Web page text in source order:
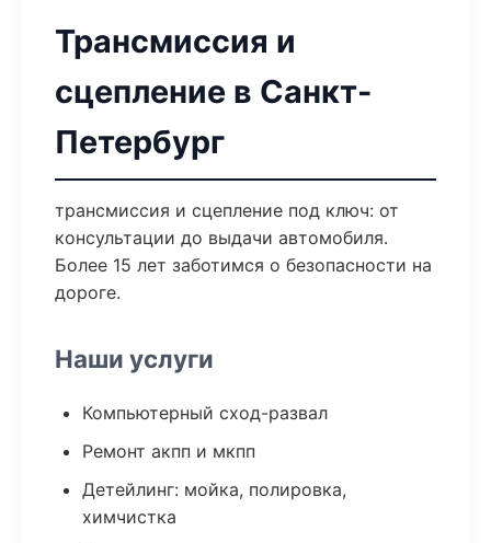
Трансмиссия и
сцепление в Санкт-
Петербург
трансмиссия и сцепление под ключ: от
консультации до выдачи автомобиля.
Более 15 лет заботимся о безопасности на
дороге.
Наши услуги
Компьютерный сход-развал
Ремонт акпп и мкпп
Детейлинг: мойка, полировка,
химчистка